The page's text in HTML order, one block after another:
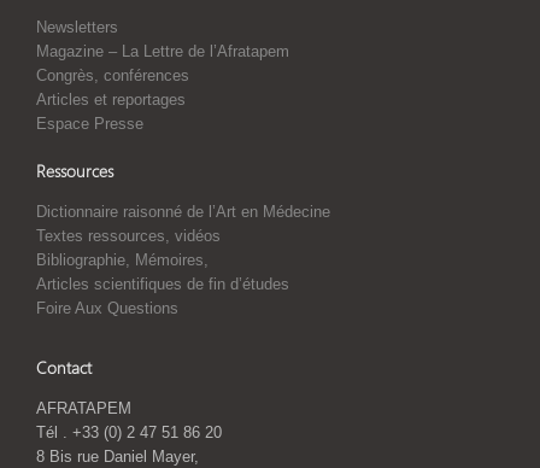
Newsletters
Magazine – La Lettre de l’Afratapem
Congrès, conférences
Articles et reportages
Espace Presse
Ressources
Dictionnaire raisonné de l’Art en Médecine
Textes ressources, vidéos
Bibliographie, Mémoires,
Articles scientifiques de fin d’études
Foire Aux Questions
Contact
AFRATAPEM
Tél . +33 (0) 2 47 51 86 20
8 Bis rue Daniel Mayer,